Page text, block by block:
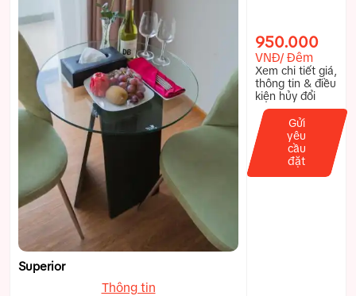
Superior
Thông tin
950.000
VNĐ/ Đêm
Xem chi tiết giá,
thông tin & điều
kiện hủy đổi
Gửi
yêu
cầu
đặt